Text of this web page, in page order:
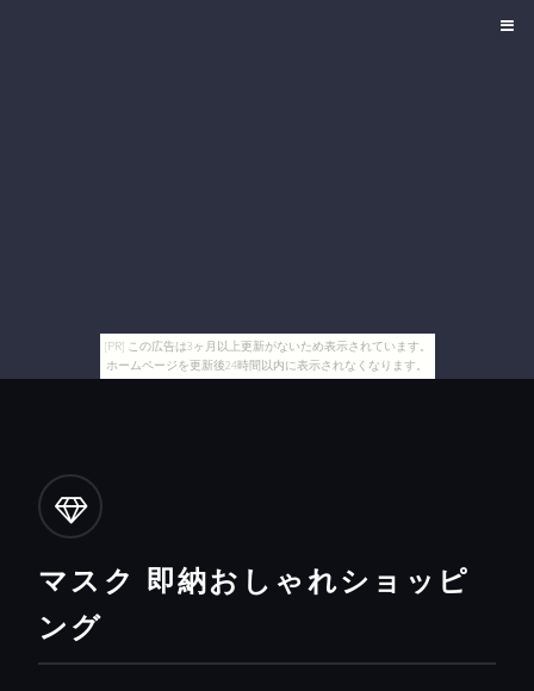
[PR] この広告は3ヶ月以上更新がないため表示されています。
ホームページを更新後24時間以内に表示されなくなります。
マスク 即納おしゃれショッピ
ング